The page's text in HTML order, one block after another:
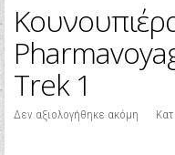
Trek 1
Δεν αξιολογήθηκε ακόμη